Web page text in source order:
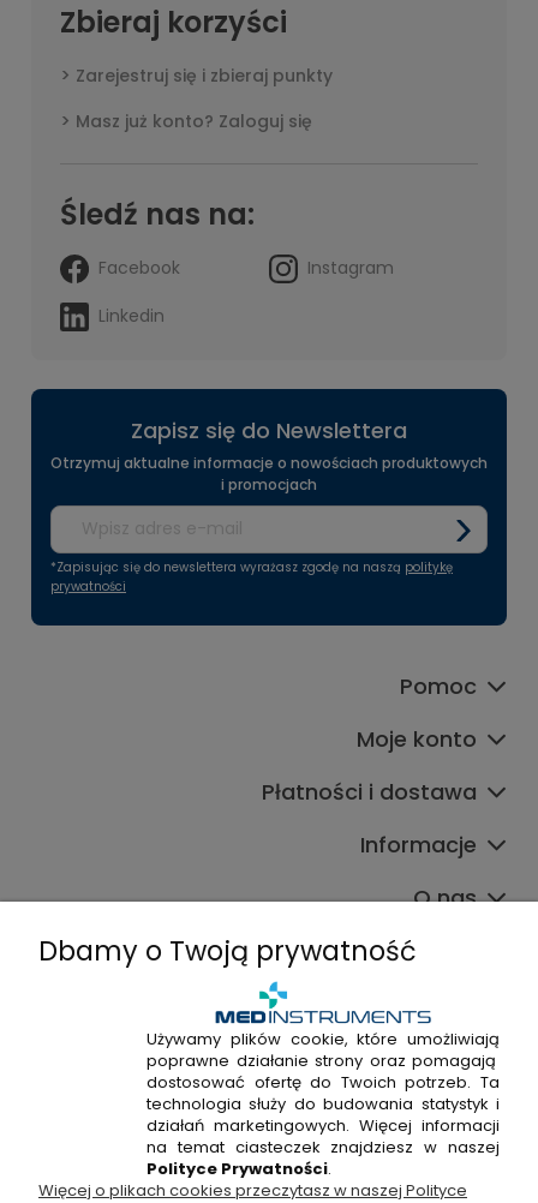
Zbieraj korzyści
Zarejestruj się i zbieraj punkty
Masz już konto? Zaloguj się
Śledź nas na:
Facebook
Instagram
Linkedin
Zapisz się do Newslettera
Otrzymuj aktualne informacje o nowościach produktowych
i promocjach
*Zapisując się do newslettera wyrażasz zgodę na naszą politykę
prywatności
Pomoc
Moje konto
Płatności i dostawa
Informacje
O nas
+48 720 915 338
+48 22 298 53 38
Napisz do nas!
Hossa Medical Sp. z o. o. | ul. Kryształowa 33A, 01-356
Dbamy o Twoją prywatność
Używamy plików cookie, które umożliwiają
poprawne działanie strony oraz pomagają
dostosować ofertę do Twoich potrzeb. Ta
technologia służy do budowania statystyk i
działań marketingowych. Więcej informacji
na temat ciasteczek znajdziesz w naszej
Polityce Prywatności.
Więcej o plikach cookies przeczytasz w naszej Polityce